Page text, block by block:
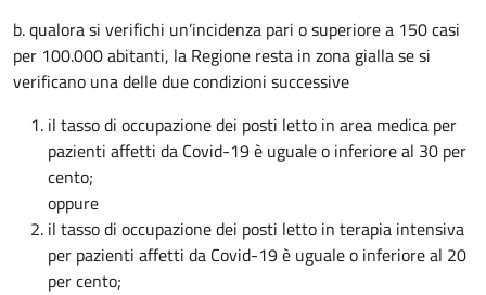
b. qualora si verifichi un’incidenza pari o superiore a 150 casi
per 100.000 abitanti, la Regione resta in zona gialla se si
verificano una delle due condizioni successive
il tasso di occupazione dei posti letto in area medica per
pazienti affetti da Covid-19 è uguale o inferiore al 30 per
cento;
oppure
il tasso di occupazione dei posti letto in terapia intensiva
per pazienti affetti da Covid-19 è uguale o inferiore al 20
per cento;